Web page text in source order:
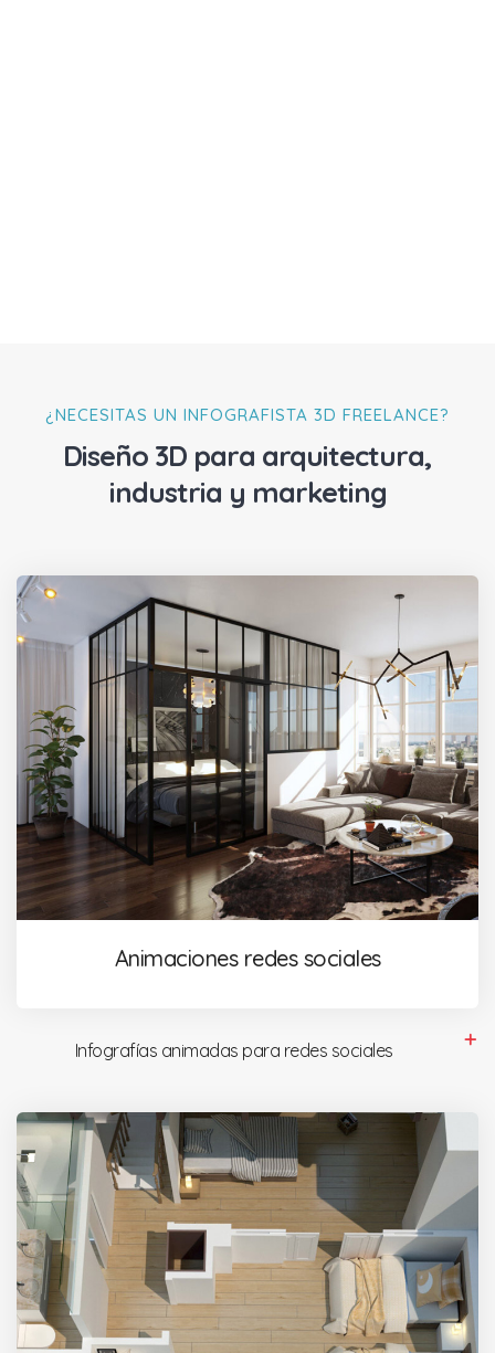
¿NECESITAS UN INFOGRAFISTA 3D FREELANCE?
Diseño 3D para arquitectura,
industria y marketing
Animaciones redes sociales
Infografías animadas para redes sociales